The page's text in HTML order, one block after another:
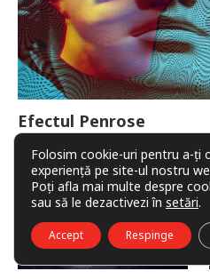
Efectul Penrose
Folosim cookie-uri pentru a-ți
experiență pe site-ul nostru
Poți afla mai multe despre
sau să le dezactivezi în setări.
Accept Respinge